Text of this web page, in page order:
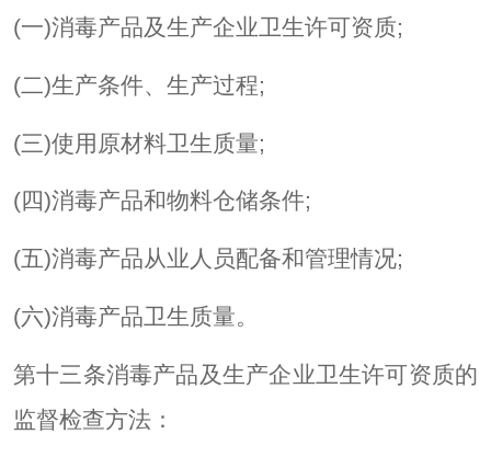
(一)消毒产品及生产企业卫生许可资质;
(二)生产条件、生产过程;
(三)使用原材料卫生质量;
(四)消毒产品和物料仓储条件;
(五)消毒产品从业人员配备和管理情况;
(六)消毒产品卫生质量。
第十三条消毒产品及生产企业卫生许可资质的
监督检查方法：